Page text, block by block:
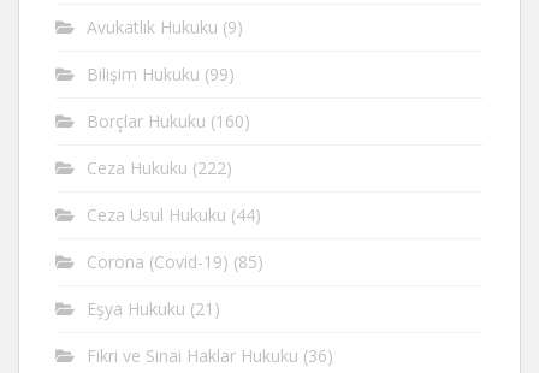
Avukatlık Hukuku (9)
Bilişim Hukuku (99)
Borçlar Hukuku (160)
Ceza Hukuku (222)
Ceza Usul Hukuku (44)
Corona (Covid-19) (85)
Eşya Hukuku (21)
Fikri ve Sinai Haklar Hukuku (36)